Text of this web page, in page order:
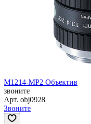
M1214-MP2 Объектив
звоните
Арт. obj0928
Звоните